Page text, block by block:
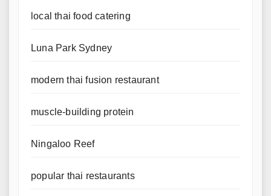
local thai food catering
Luna Park Sydney
modern thai fusion restaurant
muscle-building protein
Ningaloo Reef
popular thai restaurants